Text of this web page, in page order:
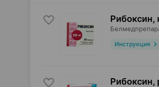
Рибоксин,
Инструкция
Рибоксин,